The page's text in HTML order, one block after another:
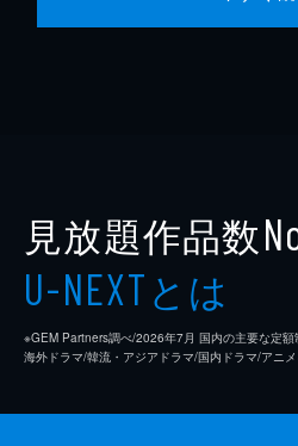
見放題作品数
U-NEXTとは
※GEM Partners調べ/2026年7⽉ 国内の主要な定
海外ドラマ/韓流・アジアドラマ/国内ドラマ/アニメ